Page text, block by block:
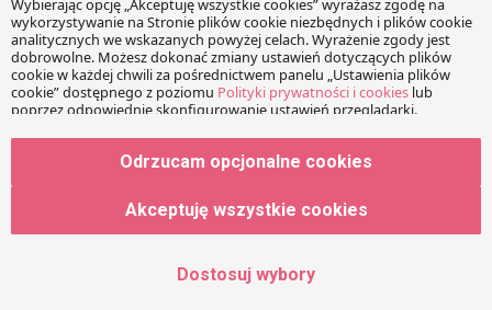
Twój adres e-mail nie zostanie opublikowany. Wymagane
pola są oznaczone*
Wiadomość
Odrzucam opcjonalne cookies
Akceptuję wszystkie cookies
Dostosuj wybory